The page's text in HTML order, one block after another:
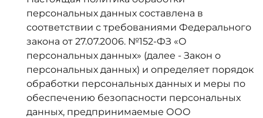
персональных данных составлена в
соответствии с требованиями Федерального
закона от 27.07.2006. №152-ФЗ «О
персональных данных» (далее - Закон о
персональных данных) и определяет порядок
обработки персональных данных и меры по
обеспечению безопасности персональных
данных, предпринимаемые ООО